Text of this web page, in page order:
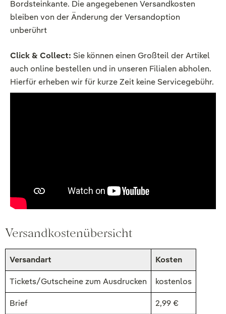
Bordsteinkante. Die angegebenen Versandkosten
bleiben von der Änderung der Versandoption
unberührt
Click & Collect: Sie können einen Großteil der Artikel
auch online bestellen und in unseren Filialen abholen.
Hierfür erheben wir für kurze Zeit keine Servicegebühr.
Versandkostenübersicht
Versandart Kosten
Tickets/Gutscheine zum Ausdrucken kostenlos
Brief 2,99 €